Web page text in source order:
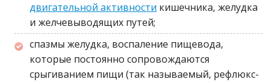
двигательной активности кишечника, желудка
и желчевыводящих путей;
спазмы желудка, воспаление пищевода,
которые постоянно сопровождаются
срыгиванием пищи (так называемый, рефлюкс-